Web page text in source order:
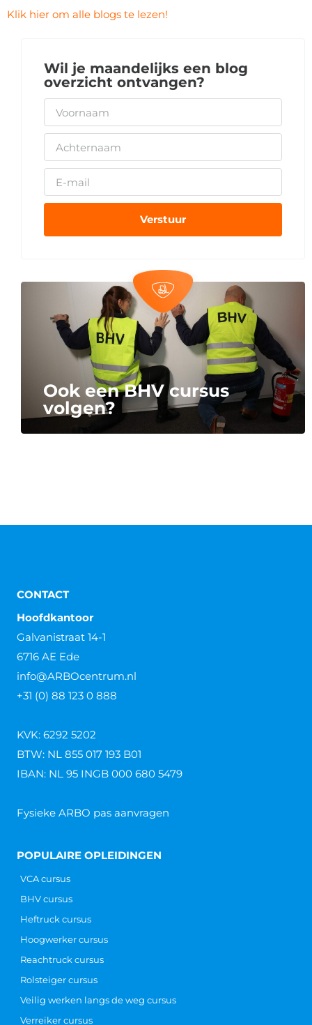
Klik hier om alle blogs te lezen!
Wil je maandelijks een blog
overzicht ontvangen?
Verstuur
Ook een BHV cursus
volgen?
CONTACT
Hoofdkantoor
Galvanistraat 14-1
6716 AE Ede
info@ARBOcentrum.nl
+31 (0) 88 123 0 888
KVK: 6292 5202
BTW: NL 855 017 193 B01
IBAN: NL 95 INGB 000 680 5479
Fysieke ARBO pas aanvragen
POPULAIRE OPLEIDINGEN
VCA cursus
BHV cursus
Heftruck cursus
Hoogwerker cursus
Reachtruck cursus
Rolsteiger cursus
Veilig werken langs de weg cursus
Verreiker cursus